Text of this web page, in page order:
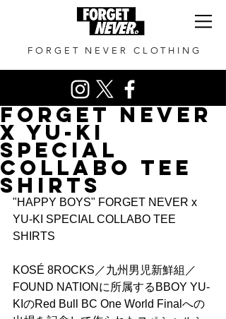
FORGET NEVER CLOTHING
FORGET NEVER
x YU-KI
SPECIAL
COLLABO TEE
SHIRTS
"HAPPY BOYS" FORGET NEVER x
YU-KI SPECIAL COLLABO TEE
SHIRTS
KOSÉ 8ROCKS／九州男児新鮮組／
FOUND NATIONに所属するBBOY YU-
KIのRed Bull BC One World Finalへの